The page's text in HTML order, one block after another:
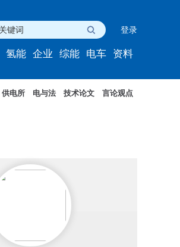
登录
氢能 企业 综能 电车 资料
供电所 电与法 技术论文 言论观点